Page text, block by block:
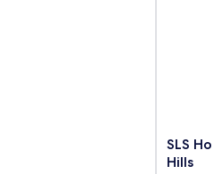
SLS
Hotel,
SLS
Hills